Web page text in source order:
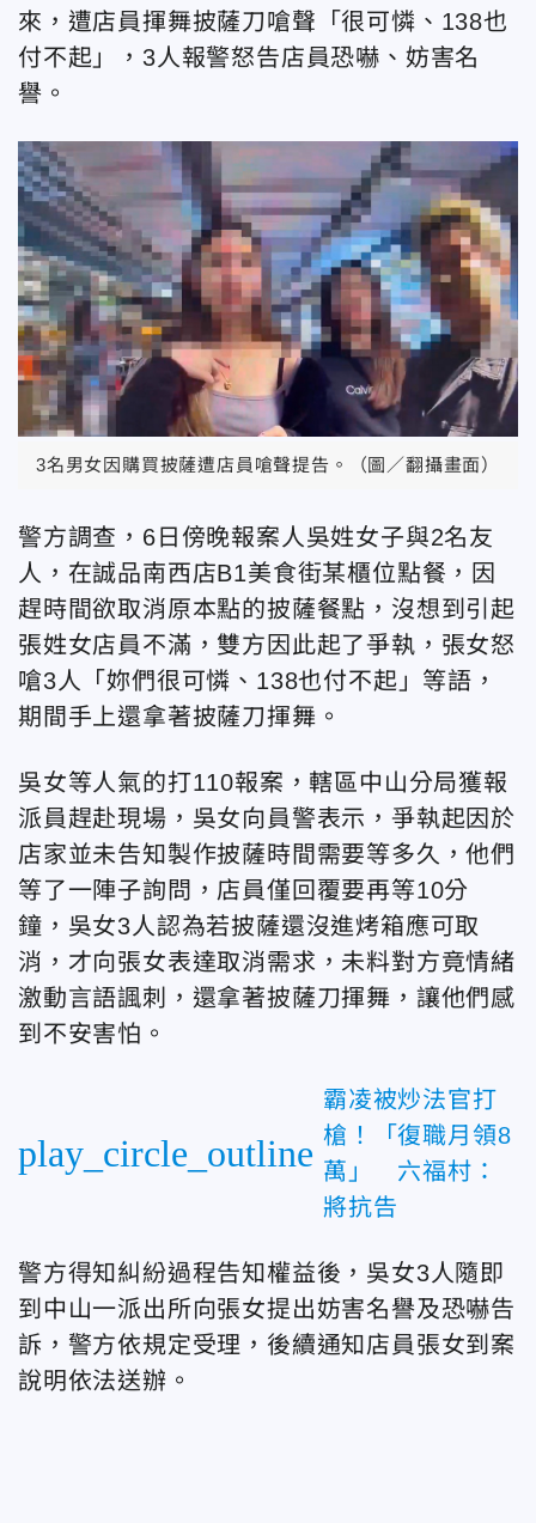
來，遭店員揮舞披薩刀嗆聲「很可憐、138也
付不起」，3人報警怒告店員恐嚇、妨害名
譽。
3名男女因購買披薩遭店員嗆聲提告。（圖／翻攝畫面）
警方調查，6日傍晚報案人吳姓女子與2名友
人，在誠品南西店B1美食街某櫃位點餐，因
趕時間欲取消原本點的披薩餐點，沒想到引起
張姓女店員不滿，雙方因此起了爭執，張女怒
嗆3人「妳們很可憐、138也付不起」等語，
期間手上還拿著披薩刀揮舞。
吳女等人氣的打110報案，轄區中山分局獲報
派員趕赴現場，吳女向員警表示，爭執起因於
店家並未告知製作披薩時間需要等多久，他們
等了一陣子詢問，店員僅回覆要再等10分
鐘，吳女3人認為若披薩還沒進烤箱應可取
消，才向張女表達取消需求，未料對方竟情緒
激動言語諷刺，還拿著披薩刀揮舞，讓他們感
到不安害怕。
play_circle_outline
霸凌被炒法官打
槍！「復職月領8
萬」 六福村：
將抗告
警方得知糾紛過程告知權益後，吳女3人隨即
到中山一派出所向張女提出妨害名譽及恐嚇告
訴，警方依規定受理，後續通知店員張女到案
說明依法送辦。